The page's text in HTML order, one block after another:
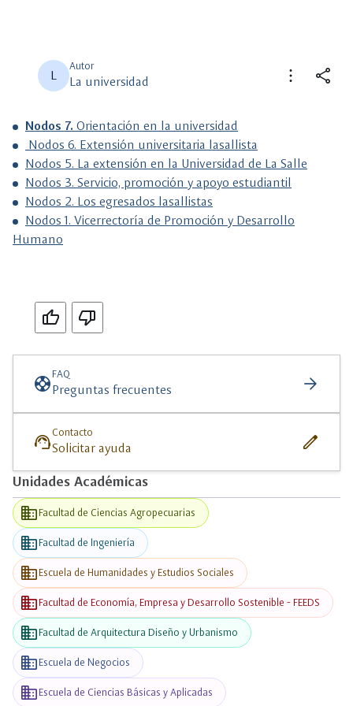
L
Autor
La universidad more_vert share
Compartir
Seleccione un filtro
descriptionDescripción
view_carousel Multimedia
Nodos 7. Orientación en la universidad
Nodos 6. Extensión universitaria lasallista
Nodos 5. La extensión en la Universidad de La Salle
Nodos 3. Servicio, promoción y apoyo estudiantil
Nodos 2. Los egresados lasallistas
Nodos 1. Vicerrectoría de Promoción y Desarrollo
Humano
Si No
supportFAQ
Preguntas frecuentes arrow_forward
support_agent Contacto
Solicitar ayuda edit
Unidades Académicas
businessFacultad de Ciencias Agropecuarias
businessFacultad de Ingeniería
businessEscuela de Humanidades y Estudios Sociales
businessFacultad de Economía, Empresa y Desarrollo Sostenible - FEEDS
businessFacultad de Arquitectura Diseño y Urbanismo
businessEscuela de Negocios
businessEscuela de Ciencias Básicas y Aplicadas